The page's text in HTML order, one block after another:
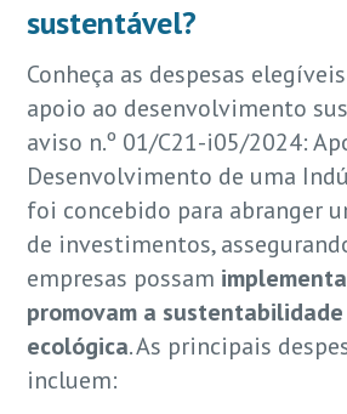
sustentável?
Conheça as despesas
apoio ao desenvolvimento
aviso n.º 01/C21-i05/2024:
Desenvolvimento de uma
foi concebido para abranger
de investimentos,
empresas possam
promovam a
ecológica. As principais
incluem: